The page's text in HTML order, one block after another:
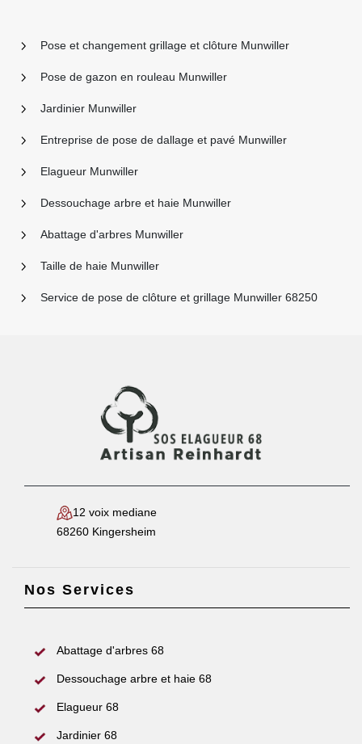
Pose et changement grillage et clôture Munwiller
Pose de gazon en rouleau Munwiller
Jardinier Munwiller
Entreprise de pose de dallage et pavé Munwiller
Elagueur Munwiller
Dessouchage arbre et haie Munwiller
Abattage d'arbres Munwiller
Taille de haie Munwiller
Service de pose de clôture et grillage Munwiller 68250
12 voix mediane
68260 Kingersheim
Nos Services
Abattage d'arbres 68
Dessouchage arbre et haie 68
Elagueur 68
Jardinier 68